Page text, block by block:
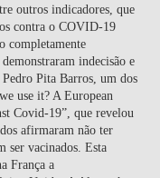
outros indicadores, que
contra o COVID-19
completamente
indecisão e
Pita Barros, um dos
use it? A European
Covid‑19”, que revelou
afirmaram não ter
ser vacinados. Esta
França a